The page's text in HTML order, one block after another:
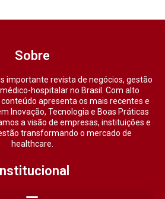
Sobre
importante revista de negócios, gestão
hospitalar no Brasil. Com alto
apresenta os mais recentes e
Inovação, Tecnologia e Boas Práticas
a visão de empresas, instituições e
transformando o mercado de
healthcare.